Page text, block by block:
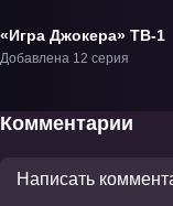
«Игра Джокера» ТВ-1
Добавлена 12 серия
Комментарии